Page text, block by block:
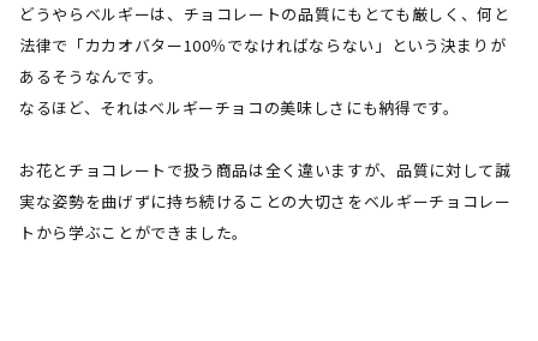
どうやらベルギーは、チョコレートの品質にもとても厳しく、何と
法律で「カカオバター100％でなければならない」という決まりが
あるそうなんです。
なるほど、それはベルギーチョコの美味しさにも納得です。
お花とチョコレートで扱う商品は全く違いますが、品質に対して誠
実な姿勢を曲げずに持ち続けることの大切さをベルギーチョコレー
トから学ぶことができました。